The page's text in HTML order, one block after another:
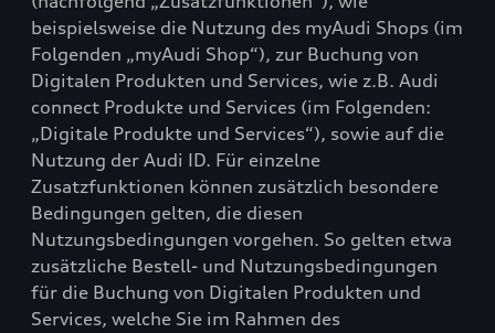
beispielsweise die Nutzung des myAudi Shops (im
Folgenden „myAudi Shop“), zur Buchung von
Digitalen Produkten und Services, wie z.B. Audi
connect Produkte und Services (im Folgenden:
„Digitale Produkte und Services“), sowie auf die
Nutzung der Audi ID. Für einzelne
Zusatzfunktionen können zusätzlich besondere
Bedingungen gelten, die diesen
Nutzungsbedingungen vorgehen. So gelten etwa
zusätzliche Bestell- und Nutzungsbedingungen
für die Buchung von Digitalen Produkten und
Services, welche Sie im Rahmen des